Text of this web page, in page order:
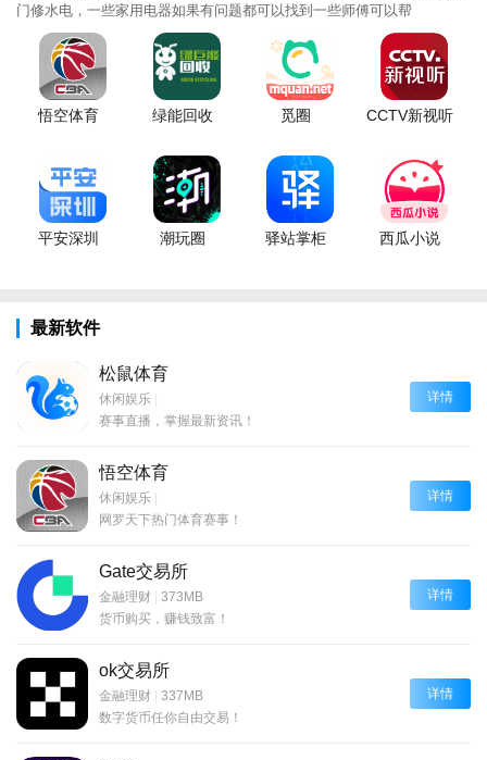
门修水电，一些家用电器如果有问题都可以找到一些师傅可以帮
悟空体育 绿能回收 觅圈 CCTV新视听
平安深圳 潮玩圈 驿站掌柜 西瓜小说
最新软件
松鼠体育
休闲娱乐 |
赛事直播，掌握最新资讯！
详情
悟空体育
休闲娱乐 |
网罗天下热门体育赛事！
详情
Gate交易所
金融理财 | 373MB
货币购买，赚钱致富！
详情
ok交易所
金融理财 | 337MB
数字货币任你自由交易！
详情